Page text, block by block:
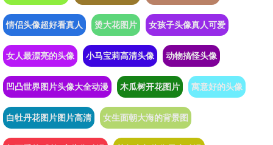
情侣头像超好看真人 烫大花图片 女孩子头像真人可爱
女人最漂亮的头像 小马宝莉高清头像 动物搞怪头像
凹凸世界图片头像大全动漫 木瓜树开花图片 寓意好的头像
白牡丹花图片图片高清 女生面朝大海的背景图